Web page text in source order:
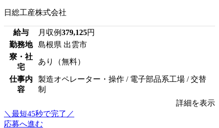
日総工産株式会社
給与 月収例379,125円
勤務地
島根県 出雲市
寮・社
宅
あり（無料）
仕事内
容
製造オペレーター・操作 / 電子部品系工場 / 交替
制
詳細を表示
＼最短45秒で完了／
応募へ進む